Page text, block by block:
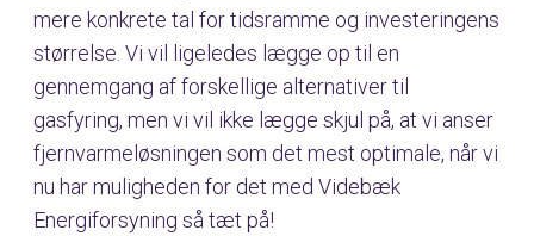
mere konkrete tal for tidsramme og investeringens
størrelse. Vi vil ligeledes lægge op til en
gennemgang af forskellige alternativer til
gasfyring, men vi vil ikke lægge skjul på, at vi anser
fjernvarmeløsningen som det mest optimale, når vi
nu har muligheden for det med Videbæk
Energiforsyning så tæt på!